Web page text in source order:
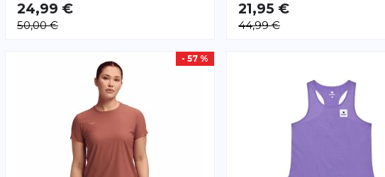
VERFÜGBAR
XSSML
24,99 €
50,00 €
VERFÜGBAR
XSSML
21,95 €
44,99 €
- 57 %